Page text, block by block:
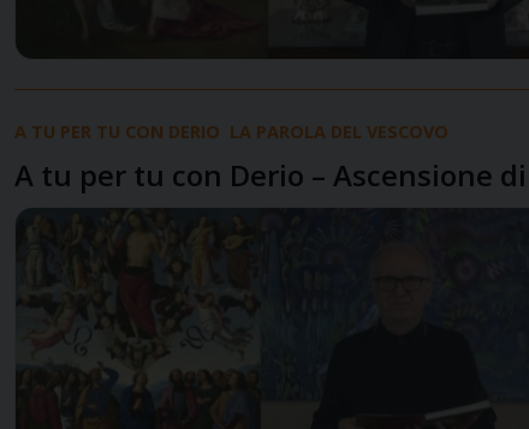
A TU PER TU CON DERIO LA PAROLA DEL VESCOVO
A tu per tu con Derio – Ascensione